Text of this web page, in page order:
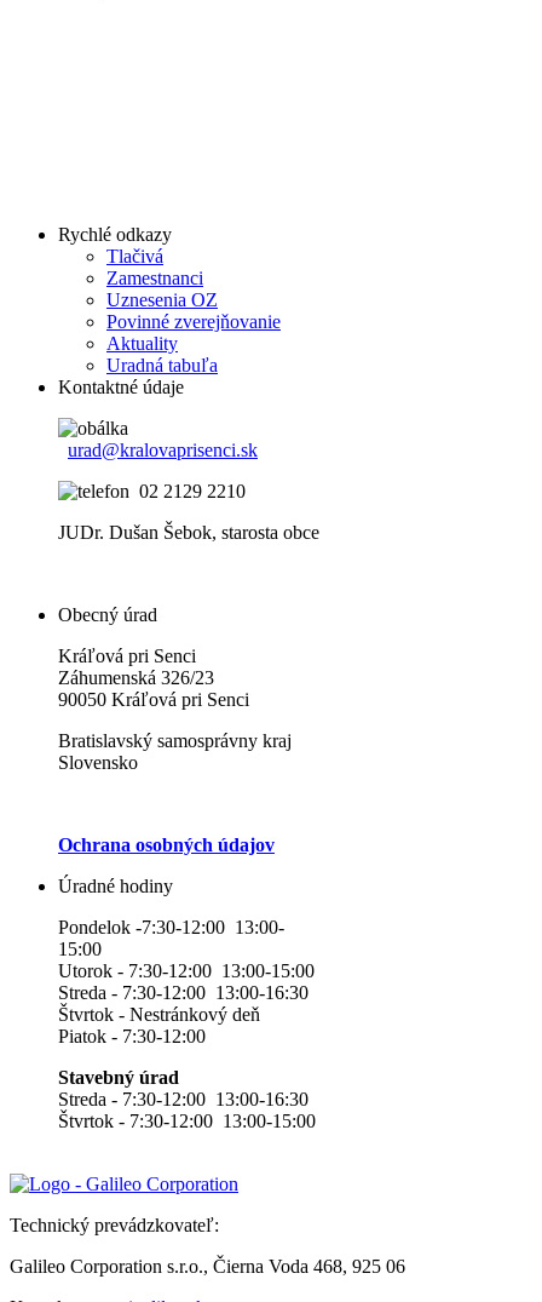
Rychlé odkazy
Tlačivá
Zamestnanci
Uznesenia OZ
Povinné zverejňovanie
Aktuality
Uradná tabuľa
Kontaktné údaje
urad@kralovaprisenci.sk
02 2129 2210
JUDr. Dušan Šebok, starosta obce
Obecný úrad
Kráľová pri Senci
Záhumenská 326/23
90050 Kráľová pri Senci
Bratislavský samosprávny kraj
Slovensko
Ochrana osobných údajov
Úradné hodiny
Pondelok -7:30-12:00 13:00-
15:00
Utorok - 7:30-12:00 13:00-15:00
Streda - 7:30-12:00 13:00-16:30
Štvrtok - Nestránkový deň
Piatok - 7:30-12:00
Stavebný úrad
Streda - 7:30-12:00 13:00-16:30
Štvrtok - 7:30-12:00 13:00-15:00
Technický prevádzkovateľ:
Galileo Corporation s.r.o., Čierna Voda 468, 925 06